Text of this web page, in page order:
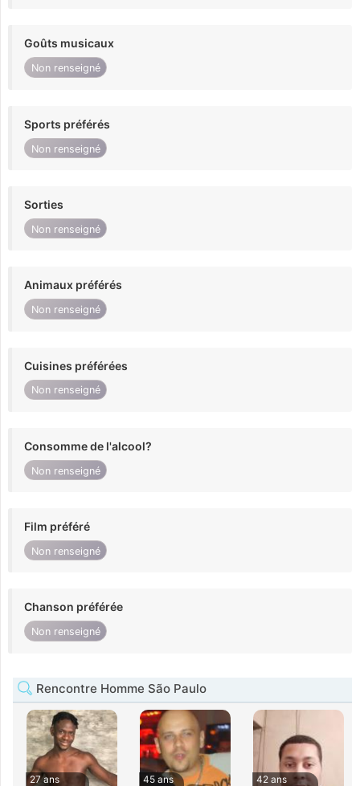
Goûts musicaux
Non renseigné
Sports préférés
Non renseigné
Sorties
Non renseigné
Animaux préférés
Non renseigné
Cuisines préférées
Non renseigné
Consomme de l'alcool?
Non renseigné
Film préféré
Non renseigné
Chanson préférée
Non renseigné
Rencontre Homme São Paulo
27 ans
45 ans
42 ans